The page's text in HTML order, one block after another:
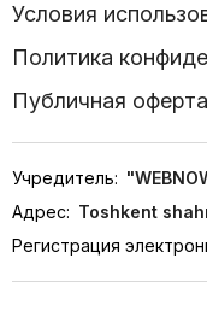
Условия
Политика
Публичная оферта
Учредитель:
Адрес: Toshkent
Регистрация